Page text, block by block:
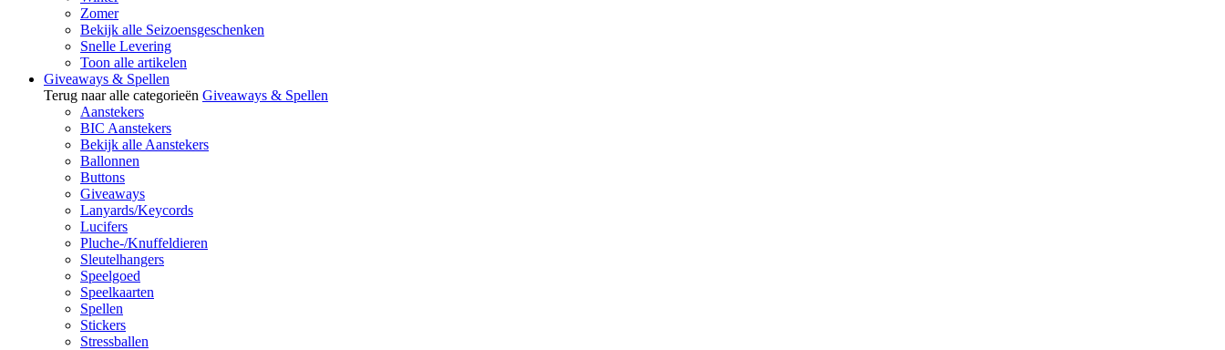
Zomer
Bekijk alle Seizoensgeschenken
Snelle Levering
Toon alle artikelen
Giveaways & Spellen
Terug naar alle categorieën Giveaways & Spellen
Aanstekers
BIC Aanstekers
Bekijk alle Aanstekers
Ballonnen
Buttons
Giveaways
Lanyards/Keycords
Lucifers
Pluche-/Knuffeldieren
Sleutelhangers
Speelgoed
Speelkaarten
Spellen
Stickers
Stressballen